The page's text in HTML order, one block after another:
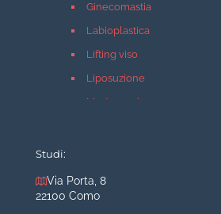
Ginecomastia
Labioplastica
Lifting viso
Liposuzione
Mastopessi
Rinoplastica
Studi:
Via Porta, 8
22100 Como